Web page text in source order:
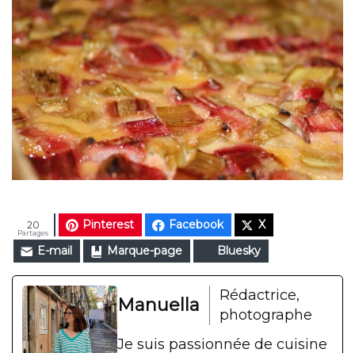
Pinterest Facebook
X
E-mail
Marque-page Bluesky
Partages
20
Manuella
Rédactrice,
photographe
Je suis passionnée de cuisine